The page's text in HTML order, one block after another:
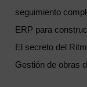
seguimiento
ERP para
El secreto del
Gestión de obras